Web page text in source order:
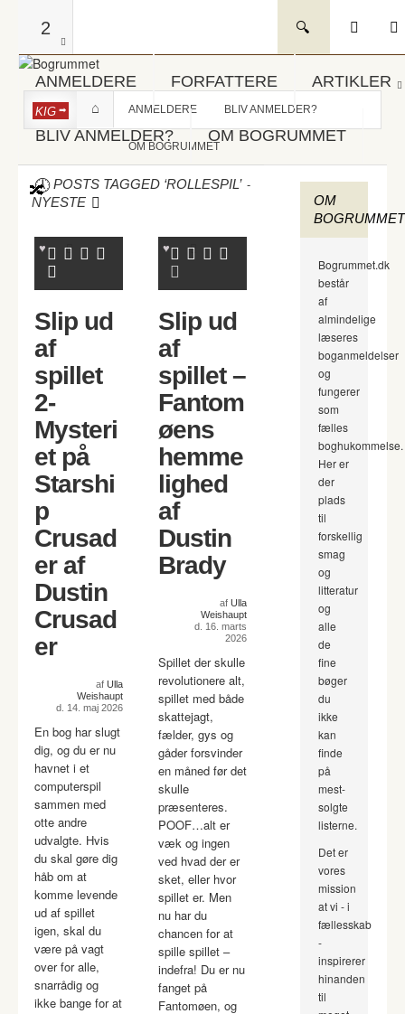
2
ANMELDERE FORFATTERE ARTIKLER
BLIV ANMELDER? OM BOGRUMMET
KIG ANMELDERE BLIV ANMELDER?
OM BOGRUMMET
POSTS TAGGED ‘ROLLESPIL’ -
NYESTE
Slip ud
af
spillet
2-
Mysteri
et på
Starshi
p
Crusad
er af
Dustin
Crusad
er
af Ulla
Weishaupt
d. 14. maj 2026
En bog har slugt
dig, og du er nu
havnet i et
computerspil
sammen med
otte andre
udvalgte. Hvis
du skal gøre dig
håb om at
komme levende
ud af spillet
igen, skal du
være på vagt
over for alle,
snarrådig og
ikke bange for at
Slip ud
af
spillet –
Fantom
øens
hemme
lighed
af
Dustin
Brady
af Ulla
Weishaupt
d. 16. marts
2026
Spillet der skulle
revolutionere alt,
spillet med både
skattejagt,
fælder, gys og
gåder forsvinder
en måned før det
skulle
præsenteres.
POOF…alt er
væk og ingen
ved hvad der er
sket, eller hvor
spillet er. Men
nu har du
chancen for at
spille spillet –
indefra! Du er nu
fanget på
Fantomøen, og
OM
BOGRUMMET
Bogrummet.dk
består
af
almindelige
læseres
boganmeldelser
og
fungerer
som
fælles
boghukommelse.
Her er
der
plads
til
forskellig
smag
og
litteratur
og
alle
de
fine
bøger
du
ikke
kan
finde
på
mest-
solgte
listerne.
Det er
vores
mission
at vi - i
fællesskab
-
inspirerer
hinanden
til